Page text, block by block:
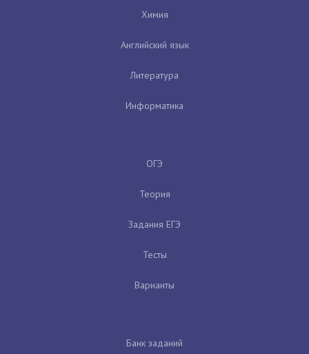
Химия
Английский язык
Литература
Информатика
ОГЭ
Теория
Задания ЕГЭ
Тесты
Варианты
Банк заданий